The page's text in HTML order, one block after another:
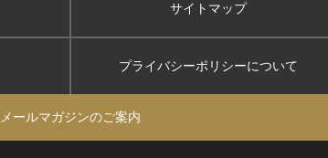
サイトマップ
プライバシーポリシーについて
メールマガジンのご案内